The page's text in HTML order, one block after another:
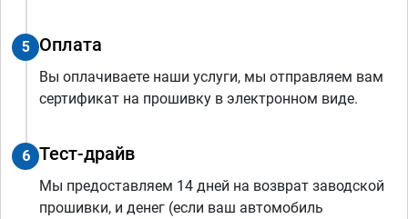
5 Оплата
Вы оплачиваете наши услуги, мы отправляем вам
сертификат на прошивку в электронном виде.
6 Тест-драйв
Мы предоставляем 14 дней на возврат заводской
прошивки, и денег (если ваш автомобиль